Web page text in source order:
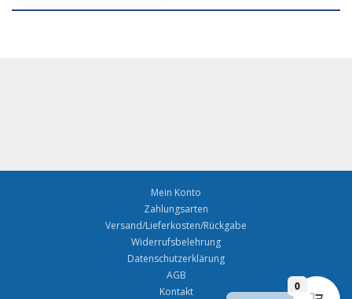
Mein Konto
Zahlungsarten
Versand/Lieferkosten/Rückgabe
Widerrufsbelehrung
Datenschutzerklärung
AGB
Kontakt
0